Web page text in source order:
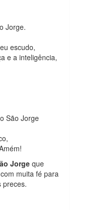
Jorge.
escudo,
e a inteligência,
São Jorge
Jorgeque
muita fé para
preces.